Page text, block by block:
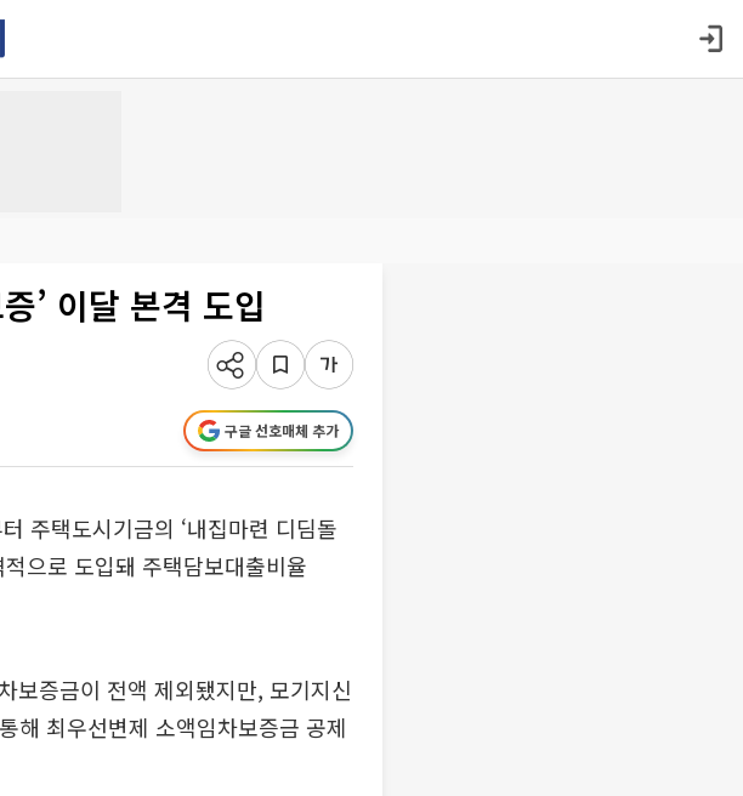
’ 이달 본격 도입
구글 선호매체 추가
주택도시기금의 ‘내집마련 디딤돌
으로 도입돼 주택담보대출비율
보증금이 전액 제외됐지만, 모기지신
최우선변제 소액임차보증금 공제